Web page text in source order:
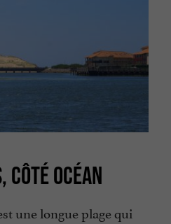
CÔTÉ OCÉAN
une longue plage qui